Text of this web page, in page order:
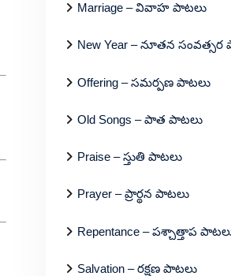
Marriage – వివాహ పాటలు
New Year – నూతన సంవత్సర
Offering – సమర్పణ పాటలు
Old Songs – పాత పాటలు
Praise – స్తుతి పాటలు
Prayer – ప్రార్థన పాటలు
Repentance – పశ్చాత్తాప
Salvation – రక్షణ పాటలు